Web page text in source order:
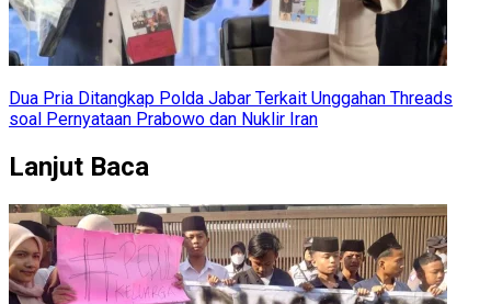
Dua Pria Ditangkap Polda Jabar Terkait Unggahan Threads
soal Pernyataan Prabowo dan Nuklir Iran
Lanjut Baca